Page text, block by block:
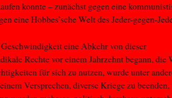
konnte – zunächst gegen eine
eine Hobbes’sche Welt des Jeder-gegen-
eine Abkehr von dieser
Rechte vor einem Jahrzehnt begann, die
für sich zu nutzen, wurde unter
Versprechen, diverse Kriege zu beenden,